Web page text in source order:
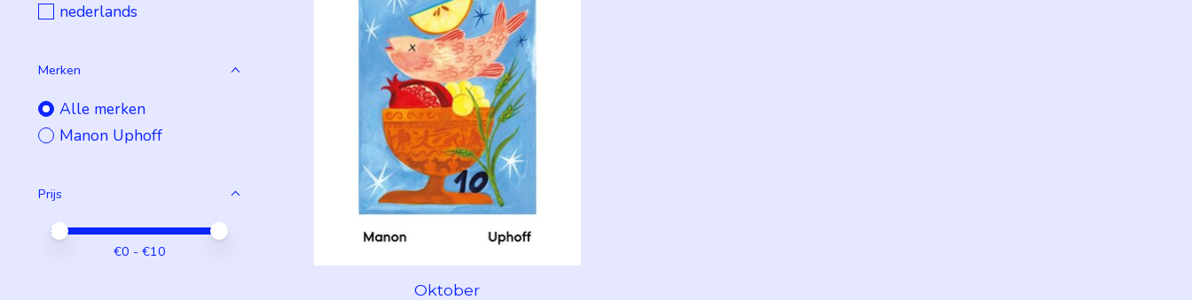
nederlands
Merken
Alle merken
Manon Uphoff
Prijs
Minimale prijswaarde
Price maximum value
€0 - €10
Oktober